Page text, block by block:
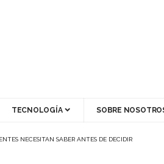
TECNOLOGÍA SOBRE
NECESITAN SABER ANTES DE DECIDIR